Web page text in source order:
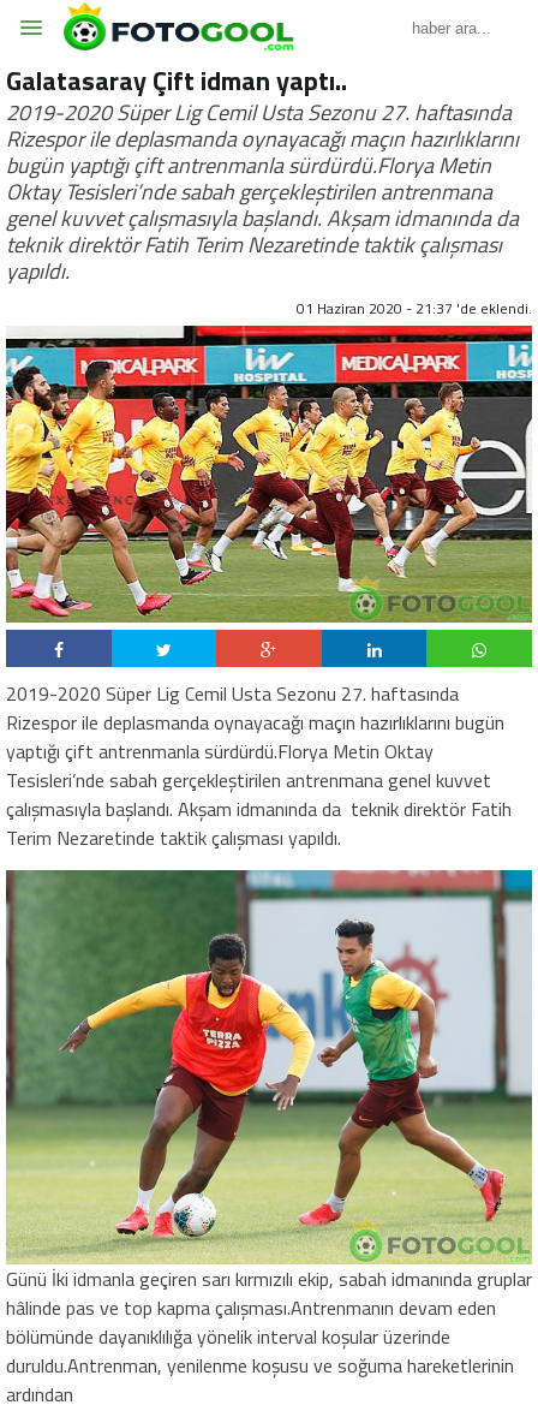
Galatasaray Çift idman yaptı..
2019-2020 Süper Lig Cemil Usta Sezonu 27. haftasında
Rizespor ile deplasmanda oynayacağı maçın hazırlıklarını
bugün yaptığı çift antrenmanla sürdürdü.Florya Metin
Oktay Tesisleri’nde sabah gerçekleştirilen antrenmana
genel kuvvet çalışmasıyla başlandı. Akşam idmanında da
teknik direktör Fatih Terim Nezaretinde taktik çalışması
yapıldı.
01 Haziran 2020 - 21:37 'de eklendi.
2019-2020 Süper Lig Cemil Usta Sezonu 27. haftasında
Rizespor ile deplasmanda oynayacağı maçın hazırlıklarını bugün
yaptığı çift antrenmanla sürdürdü.Florya Metin Oktay
Tesisleri’nde sabah gerçekleştirilen antrenmana genel kuvvet
çalışmasıyla başlandı. Akşam idmanında da teknik direktör Fatih
Terim Nezaretinde taktik çalışması yapıldı.
Günü İki idmanla geçiren sarı kırmızılı ekip, sabah idmanında gruplar
hâlinde pas ve top kapma çalışması.Antrenmanın devam eden
bölümünde dayanıklılığa yönelik interval koşular üzerinde
duruldu.Antrenman, yenilenme koşusu ve soğuma hareketlerinin
ardından